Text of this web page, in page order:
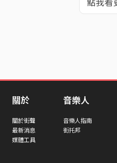
點我看
關於
關於街聲
最新消息
媒體工具
音樂人
音樂人指南
街托邦